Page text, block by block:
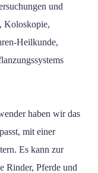
und
Koloskopie,
Heilkunde,
haben wir das
mit einer
Es kann zur
Rinder, Pferde und